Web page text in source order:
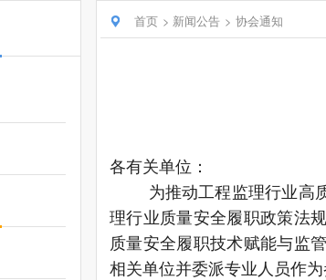
首页 新闻公告 协会通知
各有关单位：
为推动工程监理行业高
理行业质量安全履职政策法
质量安全履职技术赋能与监
相关单位并委派专业人员作